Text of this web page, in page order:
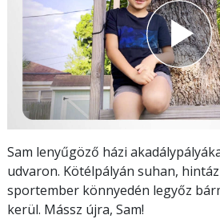
Sam lenyűgöző házi
udvaron. Kötélpályán suhan,
sportember könnyedén legyőz
kerül. Mássz újra, Sam!